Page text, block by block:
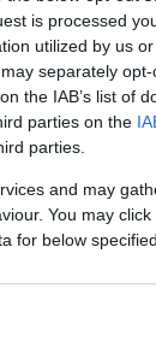
is processed
utilized by us
separately
the IAB’s list of
parties on the
parties.
and may
You may
for below
vettek
esti New York-i
együtt 6,2
el egy
ragasztott banán,
olasz